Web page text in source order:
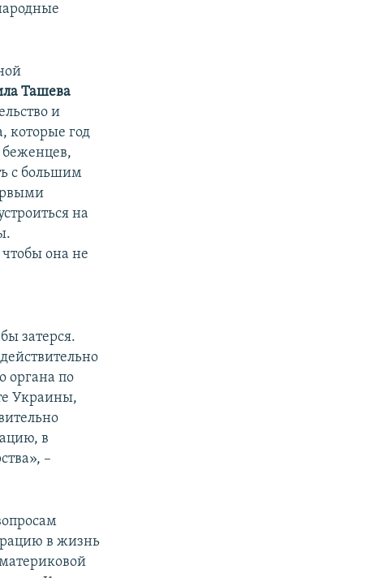
Ташева
и
которые год
беженцев,
с большим
на
она не
затерся.
органа по
Украины,
в
–
в жизнь